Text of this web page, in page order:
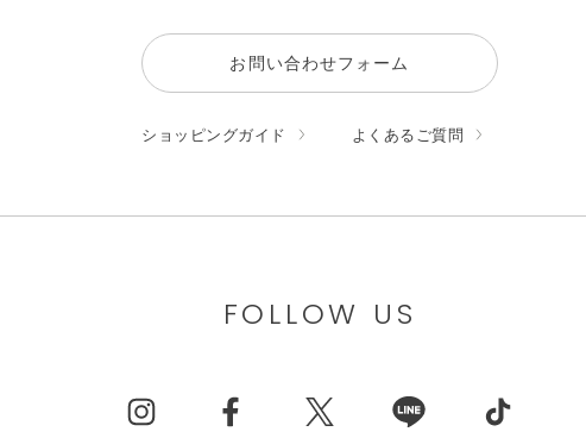
お問い合わせフォーム
ショッピングガイド よくあるご質問
FOLLOW US